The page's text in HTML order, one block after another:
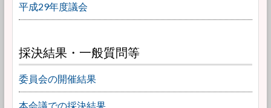
平成29年度議会
採決結果・一般質問等
委員会の開催結果
本会議での採決結果